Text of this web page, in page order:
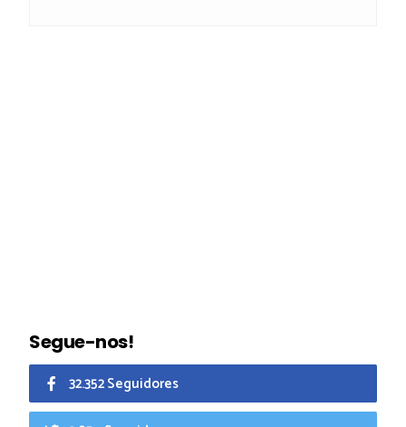
Segue-nos!
32.352 Seguidores